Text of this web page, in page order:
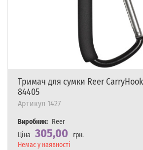
Тримач для сумки Reer
84405
Артикул 1427
Виробник: Reer
Ціна 305,00
грн.
Наявність
Немає у наявності